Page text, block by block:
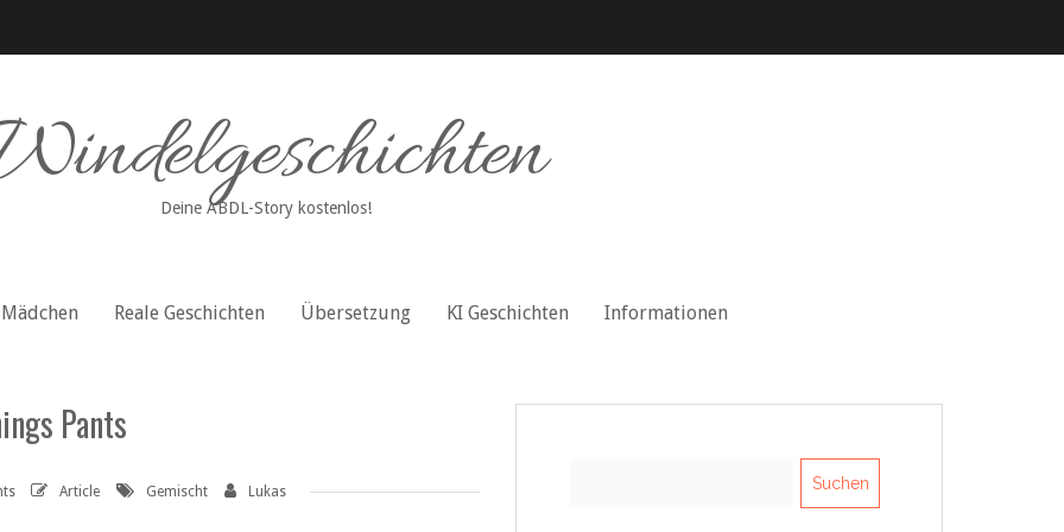
Deine ABDL-Story kostenlos!
Mädchen Reale Geschichten Übersetzung KI Geschichten Informationen
Pants
Article Gemischt Lukas